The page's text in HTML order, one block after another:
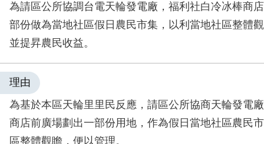
為請區公所協調台電天輪發電廠，福利社白冷冰棒商
部份做為當地社區假日農民市集，以利當地社區整體
並提昇農民收益。
理由
為基於本區天輪里里民反應，請區公所協商天輪發電
商店前廣場劃出一部份用地，作為假日當地社區農民
區整體觀瞻，便以管理。